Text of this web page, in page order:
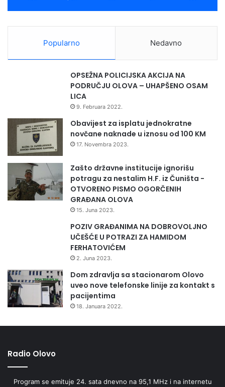
Popularno Nedavno
OPSEŽNA POLICIJSKA AKCIJA NA
PODRUČJU OLOVA – UHAPŠENO OSAM
LICA
9. Februara 2022.
Obavijest za isplatu jednokratne
novčane naknade u iznosu od 100 KM
17. Novembra 2023.
Zašto državne institucije ignorišu
potragu za nestalim H.F. iz Čuništa -
OTVORENO PISMO OGORČENIH
GRAĐANA OLOVA
15. Juna 2023.
POZIV GRAĐANIMA NA DOBROVOLJNO
UČEŠĆE U POTRAZI ZA HAMIDOM
FERHATOVIĆEM
2. Juna 2023.
Dom zdravlja sa stacionarom Olovo
uveo nove telefonske linije za kontakt s
pacijentima
18. Januara 2022.
Radio Olovo
Program se emituje 24. sata dnevno na 95,1 MHz i na internetu